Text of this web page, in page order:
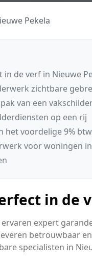
Pekela
de verf in Nieuwe
zichtbare
van een
op een rij
het voordelige 9%
voor woningen
in de
ervaren expert
betrouwbaar
specialisten in